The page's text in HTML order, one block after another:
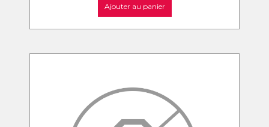
Ajouter au panier